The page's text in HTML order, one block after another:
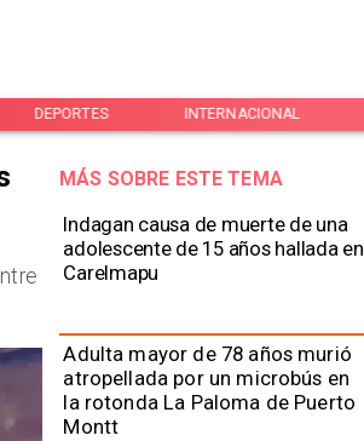
DEPORTES INTERNACIONAL
Indagan causa de muerte de una
adolescente de 15 años hallada en
Carelmapu
Adulta mayor de 78 años murió
atropellada por un microbús en
la rotonda La Paloma de Puerto
Montt
MÁS SOBRE ESTE TEMA